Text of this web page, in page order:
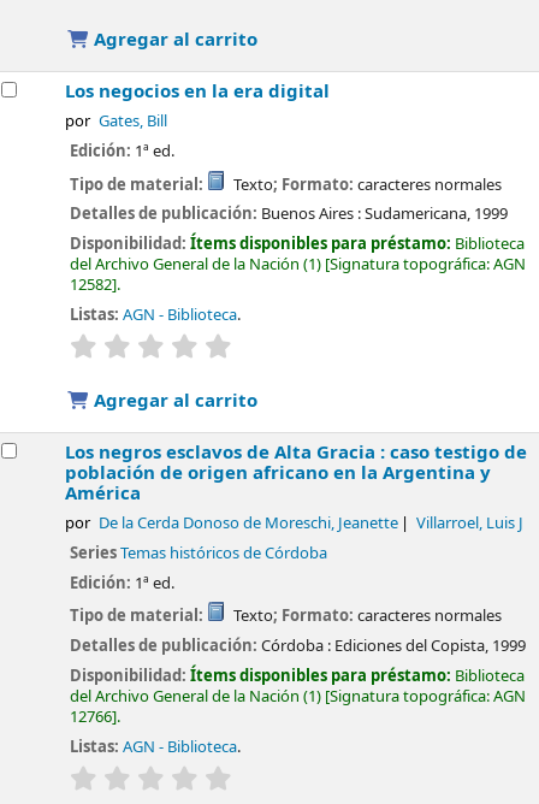
Agregar al carrito
Los negocios en la era digital
por Gates, Bill
Edición: 1ª ed.
Tipo de material:
Texto; Formato: caracteres normales
Detalles de publicación: Buenos Aires :Sudamericana, 1999
Disponibilidad:Ítems disponibles para préstamo: Biblioteca
del Archivo General de la Nación (1) Signatura topográfica:AGN
12582 .
Listas: AGN - Biblioteca.
valoración
Agregar al carrito
Los negros esclavos de Alta Gracia : caso testigo de
población de origen africano en la Argentina y
América
por De la Cerda Donoso de Moreschi, Jeanette Villarroel, Luis J
SeriesTemas históricos de Córdoba
Edición: 1ª ed.
Tipo de material:
Texto; Formato: caracteres normales
Detalles de publicación:Córdoba : Ediciones del Copista, 1999
Disponibilidad:Ítems disponibles para préstamo: Biblioteca
del Archivo General de la Nación (1) Signatura topográfica:AGN
12766 .
Listas: AGN - Biblioteca.
valoración